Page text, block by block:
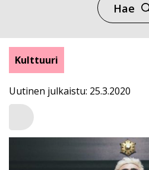
Hae
Kulttuuri
Uutinen julkaistu: 25.3.2020